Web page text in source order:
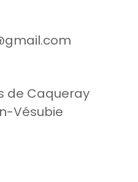
de Caqueray
Vésubie